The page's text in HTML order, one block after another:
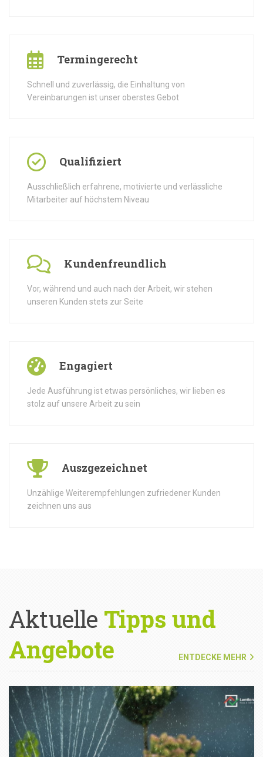
Termingerecht
Schnell und zuverlässig, die Einhaltung von
Vereinbarungen ist unser oberstes Gebot
Qualifiziert
Ausschließlich erfahrene, motivierte und verlässliche
Mitarbeiter auf höchstem Niveau
Kundenfreundlich
Vor, während und auch nach der Arbeit, wir stehen
unseren Kunden stets zur Seite
Engagiert
Jede Ausführung ist etwas persönliches, wir lieben es
stolz auf unsere Arbeit zu sein
Auszgezeichnet
Unzählige Weiterempfehlungen zufriedener Kunden
zeichnen uns aus
Aktuelle Tipps und
Angebote
ENTDECKE MEHR